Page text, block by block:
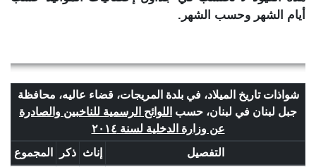
أيام الشهر وحسب الشهر.
شواذات تاريخ الميلاد، في بلدة المريجات، قضاء عاليه، محافظة
جبل لبنان في لبنان، حسب اللوائح الرسمية للناخبين والصادرة
عن وزارة الدخلية لسنة ٢٠١٤
التفصيل
إناث ذكر
المجموع